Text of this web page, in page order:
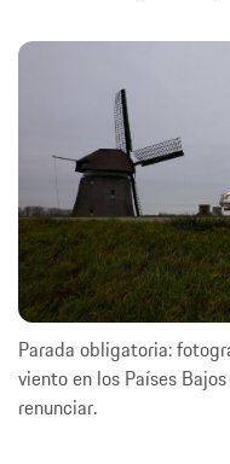
Parada obligatoria:
viento en los Países
renunciar.